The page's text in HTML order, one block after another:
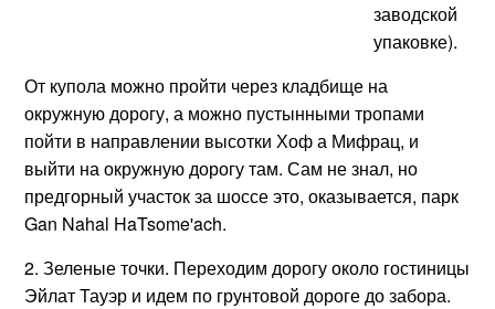
заводской
упаковке).
От купола можно пройти через кладбище на
окружную дорогу, а можно пустынными тропами
пойти в направлении высотки Хоф а Мифрац, и
выйти на окружную дорогу там. Сам не знал, но
предгорный участок за шоссе это, оказывается, парк
Gan Nahal HaTsome'ach.
2. Зеленые точки. Переходим дорогу около гостиницы
Эйлат Тауэр и идем по грунтовой дороге до забора.